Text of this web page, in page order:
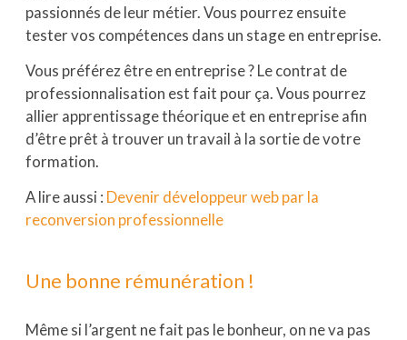
passionnés de leur métier. Vous pourrez ensuite
tester vos compétences dans un stage en entreprise.
Vous préférez être en entreprise ? Le contrat de
professionnalisation est fait pour ça. Vous pourrez
allier apprentissage théorique et en entreprise afin
d’être prêt à trouver un travail à la sortie de votre
formation.
A lire aussi : Devenir développeur web par la
reconversion professionnelle
Une bonne rémunération !
Même si l’argent ne fait pas le bonheur, on ne va pas